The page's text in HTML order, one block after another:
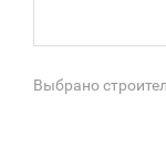
Выбрано